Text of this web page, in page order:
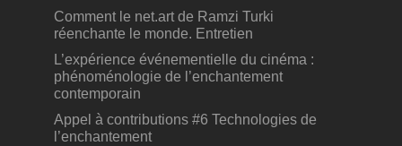
Comment le net.art de Ramzi Turki
réenchante le monde. Entretien
L’expérience événementielle du cinéma :
phénoménologie de l’enchantement
contemporain
Appel à contributions #6 Technologies de
l’enchantement